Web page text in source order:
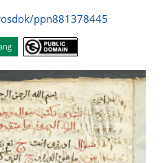
ppn881378445